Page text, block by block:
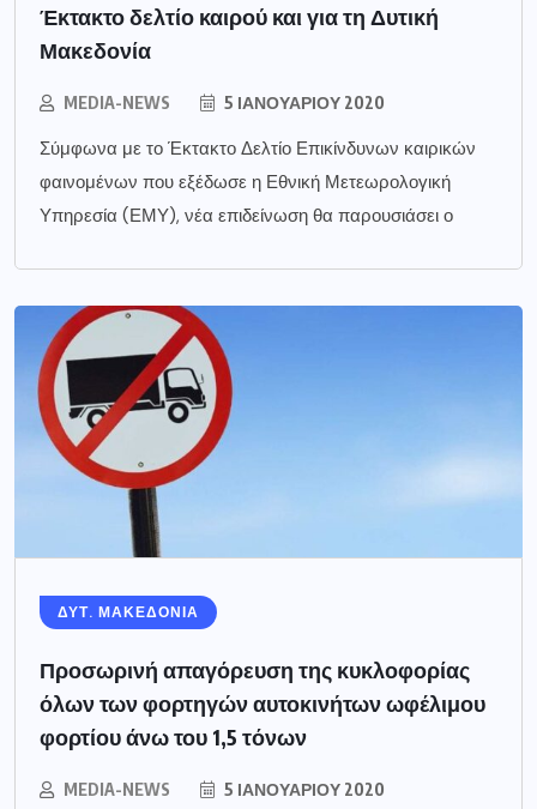
Έκτακτο δελτίο καιρού και για τη Δυτική
Μακεδονία
MEDIA-NEWS 5 ΙΑΝΟΥΑΡΊΟΥ 2020
Σύμφωνα με το Έκτακτο Δελτίο Επικίνδυνων καιρικών
φαινομένων που εξέδωσε η Εθνική Μετεωρολογική
Υπηρεσία (ΕΜΥ), νέα επιδείνωση θα παρουσιάσει ο
ΔΥΤ. ΜΑΚΕΔΟΝΙΑ
Προσωρινή απαγόρευση της κυκλοφορίας
όλων των φορτηγών αυτοκινήτων ωφέλιμου
φορτίου άνω του 1,5 τόνων
MEDIA-NEWS 5 ΙΑΝΟΥΑΡΊΟΥ 2020